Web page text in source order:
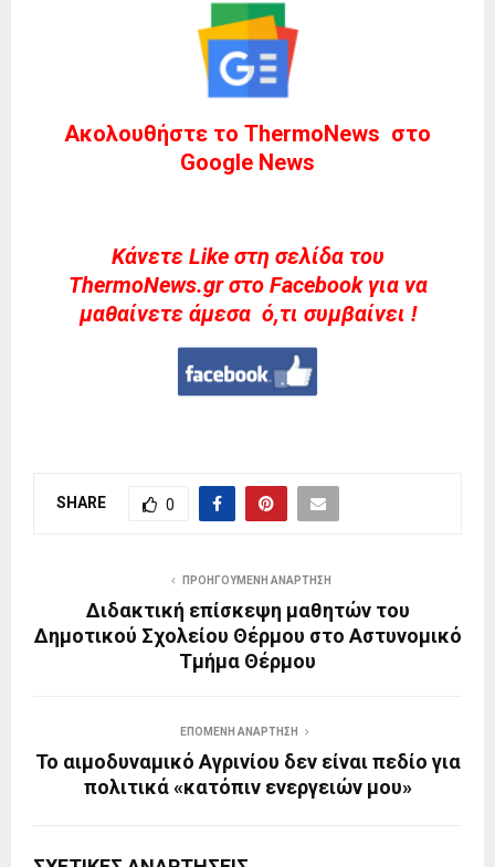
Ακολουθήστε το ThermoNews στο
Google News
Kάνετε Like στη σελίδα του
ThermoNews.gr στο Facebook για να
μαθαίνετε άμεσα ό,τι συμβαίνει !
SHARE 0
ΠΡΟΗΓΟΎΜΕΝΗ ΑΝΆΡΤΗΣΗ
Διδακτική επίσκεψη μαθητών του
Δημοτικού Σχολείου Θέρμου στο Αστυνομικό
Τμήμα Θέρμου
ΕΠΌΜΕΝΗ ΑΝΆΡΤΗΣΗ
Το αιμοδυναμικό Αγρινίου δεν είναι πεδίο για
πολιτικά «κατόπιν ενεργειών μου»